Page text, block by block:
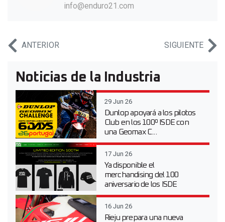
info@enduro21.com
ANTERIOR SIGUIENTE
Noticias de la Industria
29 Jun 26
Dunlop apoyará a los pilotos
Club en los 100º ISDE con
una Geomax C...
17 Jun 26
Ya disponible el
merchandising del 100
aniversario de los ISDE
16 Jun 26
Rieju prepara una nueva